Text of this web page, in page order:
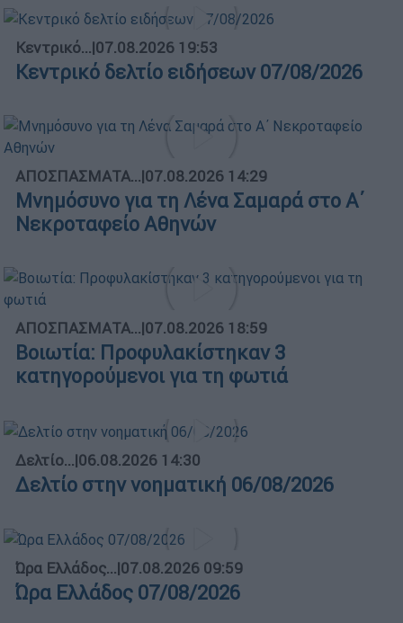
Κεντρικό...|07.08.2026 19:53
Κεντρικό δελτίο ειδήσεων 07/08/2026
ΑΠΟΣΠΑΣΜΑΤΑ...|07.08.2026 14:29
Μνημόσυνο για τη Λένα Σαμαρά στο Α΄
Νεκροταφείο Αθηνών
ΑΠΟΣΠΑΣΜΑΤΑ...|07.08.2026 18:59
Βοιωτία: Προφυλακίστηκαν 3
κατηγορούμενοι για τη φωτιά
Δελτίο...|06.08.2026 14:30
Δελτίο στην νοηματική 06/08/2026
Ώρα Ελλάδος...|07.08.2026 09:59
Ώρα Ελλάδος 07/08/2026